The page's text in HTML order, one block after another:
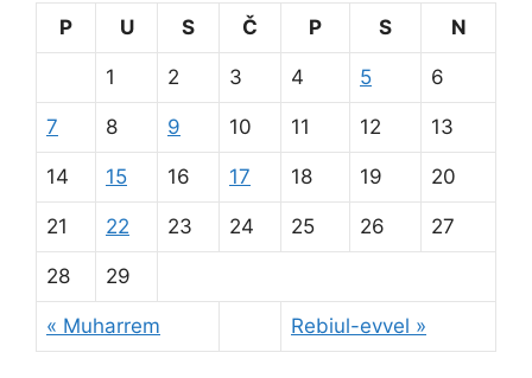
P
U S Č P S N
« Muharrem Rebiul-evvel »
1 2 3 4 5 6
7 8 9 10 11 12 13
14 15 16 17 18 19 20
21 22 23 24 25 26 27
28 29